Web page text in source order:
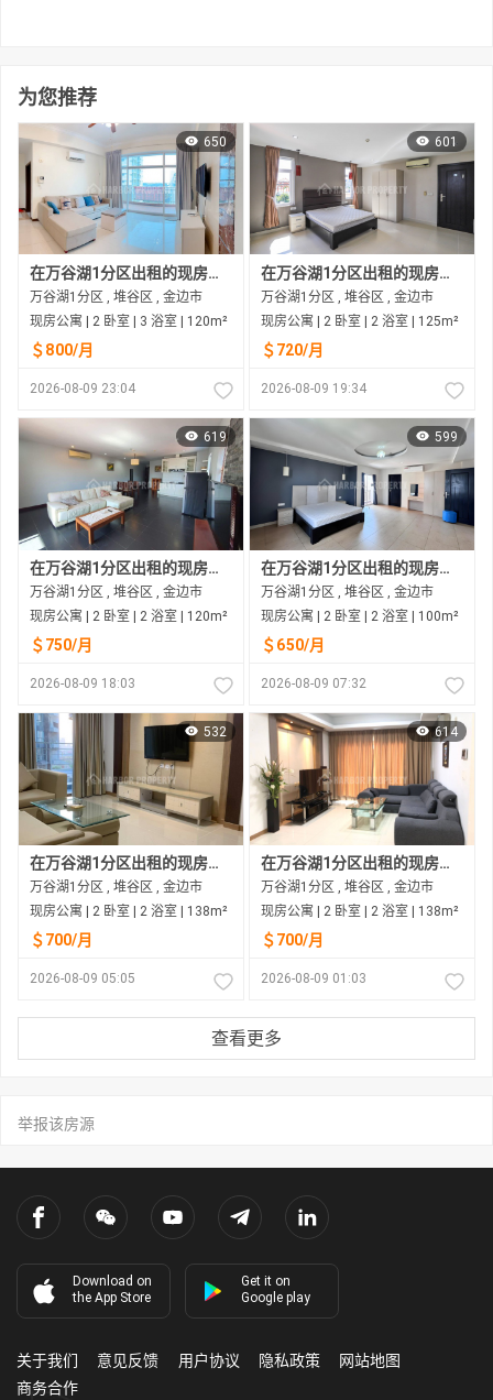
为您推荐
650
在万谷湖1分区出租的现房公寓
万谷湖1分区 , 堆谷区 , 金边市
现房公寓 | 2 卧室 | 3 浴室 | 120m²
＄800/月
2026-08-09 23:04
601
在万谷湖1分区出租的现房公寓
万谷湖1分区 , 堆谷区 , 金边市
现房公寓 | 2 卧室 | 2 浴室 | 125m²
＄720/月
2026-08-09 19:34
619
在万谷湖1分区出租的现房公寓
万谷湖1分区 , 堆谷区 , 金边市
现房公寓 | 2 卧室 | 2 浴室 | 120m²
＄750/月
2026-08-09 18:03
599
在万谷湖1分区出租的现房公寓
万谷湖1分区 , 堆谷区 , 金边市
现房公寓 | 2 卧室 | 2 浴室 | 100m²
＄650/月
2026-08-09 07:32
532
在万谷湖1分区出租的现房公寓
万谷湖1分区 , 堆谷区 , 金边市
现房公寓 | 2 卧室 | 2 浴室 | 138m²
＄700/月
2026-08-09 05:05
614
在万谷湖1分区出租的现房公寓
万谷湖1分区 , 堆谷区 , 金边市
现房公寓 | 2 卧室 | 2 浴室 | 138m²
＄700/月
2026-08-09 01:03
查看更多
举报该房源
Download on
the App Store
Get it on
Google play
关于我们 意见反馈 用户协议 隐私政策
网站地图
商务合作